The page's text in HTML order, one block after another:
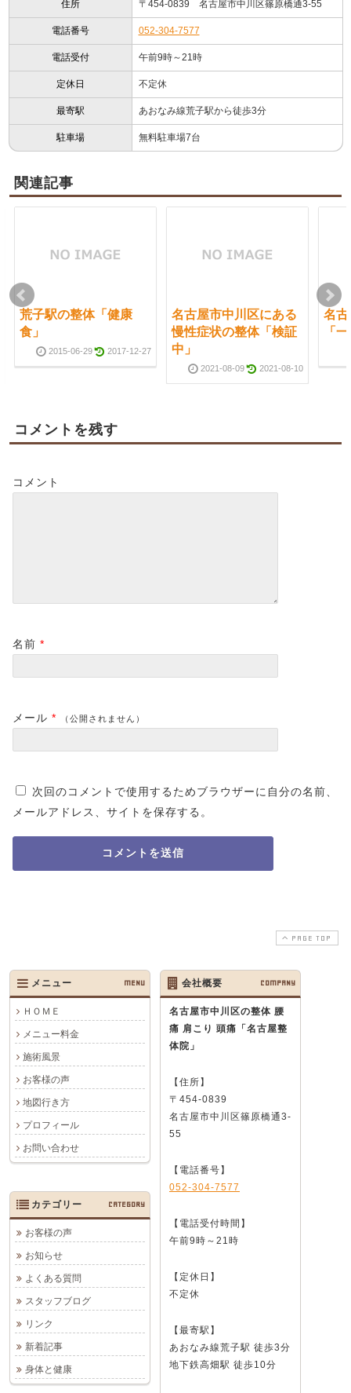
住所 〒454-0839 名古屋市中川区篠原橋通3-55
電話番号 052-304-7577
電話受付 午前9時～21時
定休日 不定休
最寄駅 あおなみ線荒子駅から徒歩3分
駐車場 無料駐車場7台
関連記事
荒子駅の整体「健康
食」
2015-06-29 2017-12-27
名古屋市中川区にある
慢性症状の整体「検証
中」
2021-08-09 2021-08-10
名
「
コメントを残す
コメント
名前 *
メール * （公開されません）
次回のコメントで使用するためブラウザーに自分の名前、
メールアドレス、サイトを保存する。
PAGE TOP
メニュー MENU
ＨＯＭＥ
メニュー料金
施術風景
お客様の声
地図行き方
プロフィール
お問い合わせ
会社概要 COMPANY
名古屋市中川区の整体 腰
痛 肩こり 頭痛 「名古屋整
体院」
【住所】
〒454-0839
名古屋市中川区篠原橋通3-
55
【電話番号】
052-304-7577
【電話受付時間】
午前9時～21時
【定休日】
不定休
【最寄駅】
あおなみ線荒子駅 徒歩3分
地下鉄高畑駅 徒歩10分
カテゴリー CATEGORY
お客様の声
お知らせ
よくある質問
スタッフブログ
リンク
新着記事
身体と健康